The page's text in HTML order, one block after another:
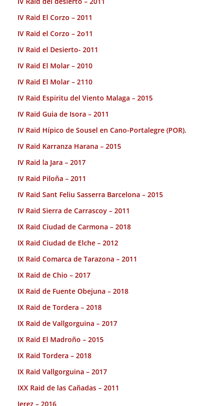
IV Raid El Corzo – 2011
IV Raid el Corzo – 2o11
IV Raid el Desierto- 2011
IV Raid El Molar – 2010
IV Raid El Molar – 2110
IV Raid Espiritu del Viento Malaga – 2015
IV Raid Guia de Isora – 2011
IV Raid Hípico de Sousel en Cano-Portalegre (POR).
IV Raid Karranza Harana – 2015
IV Raid la Jara – 2017
IV Raid Piloña – 2011
IV Raid Sant Feliu Sasserra Barcelona – 2015
IV Raid Sierra de Carrascoy – 2011
IX Raid Ciudad de Carmona – 2018
IX Raid Ciudad de Elche – 2012
IX Raid Comarca de Tarazona – 2011
IX Raid de Chio – 2017
IX Raid de Fuente Obejuna – 2018
IX Raid de Tordera – 2018
IX Raid de Vallgorguina – 2017
IX Raid El Madroño – 2015
IX Raid Tordera – 2018
IX Raid Vallgorguina – 2017
IXX Raid de las Cañadas – 2011
Jerez – 2016